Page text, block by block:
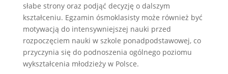
słabe strony oraz podjąć decyzję o dalszym
kształceniu. Egzamin ósmoklasisty może również być
motywacją do intensywniejszej nauki przed
rozpoczęciem nauki w szkole ponadpodstawowej, co
przyczynia się do podnoszenia ogólnego poziomu
wykształcenia młodzieży w Polsce.